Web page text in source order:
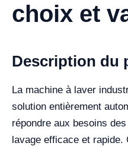
choix et
Description du
La machine à laver
solution entièrement
répondre aux besoins
lavage efficace et rapide.